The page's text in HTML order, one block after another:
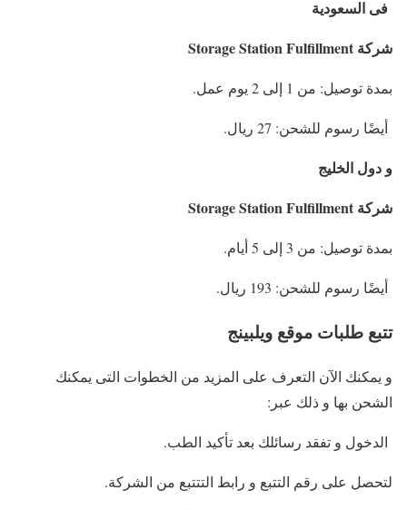
فى السعودية
شركة Storage Station Fulfillment
بمدة توصيل: من 1 إلى 2 يوم عمل.
أيضًا رسوم للشحن: 27 ريال.
و دول الخليج
شركة Storage Station Fulfillment
بمدة توصيل: من 3 إلى 5 أيام.
أيضًا رسوم للشحن: 193 ريال.
تتبع طلبات موقع ويلبينج
و يمكنك الآن التعرف على المزيد من الخطوات التى يمكنك
الشحن بها و ذلك عبر:
الدخول و تفقد رسائلك بعد تأكيد الطب.
لتحصل على رقم التتبع و رابط التتتبع من الشركة.